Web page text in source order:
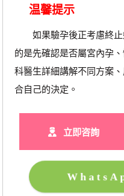
温馨提示
如果驗孕後正考慮終止
的是先確認是否屬宮內孕
科醫生詳細講解不同方案
合自己的決定。
立即咨詢